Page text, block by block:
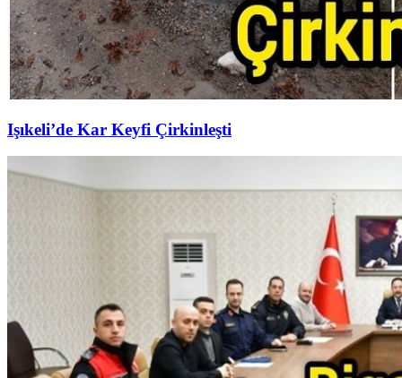
Işıkeli’de Kar Keyfi Çirkinleşti